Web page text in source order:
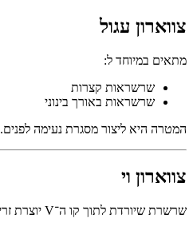
צווארון עגול
מתאים במיוחד ל:
שרשראות קצרות
שרשראות באורך בינוני
המטרה היא ליצור מסגרת נעימה לפנים.
צווארון וי
שרשרת שיורדת לתוך קו ה־V יוצרת זרימה טבעית והרמונית.